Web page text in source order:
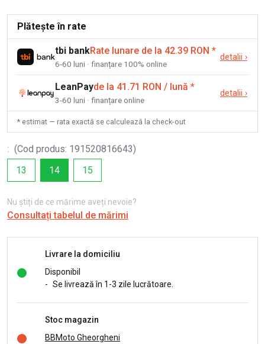
Plătește în rate
tbi bankRate lunare de la 42.39 RON *
6-60 luni · finanțare 100% online
detalii ›
LeanPayde la 41.71 RON / lună *
3-60 luni · finanțare online
detalii ›
* estimat — rata exactă se calculează la check-out
: (Cod produs: 191520816643)
13
14 15
Nu știți de ce mărime aveți nevoie?
Consultați tabelul de mărimi
Livrare la domiciliu
Disponibil
- Se livrează în 1-3 zile lucrătoare.
Stoc magazin
BBMoto Gheorgheni